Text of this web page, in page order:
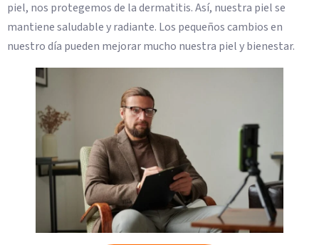
piel, nos protegemos de la dermatitis. Así, nuestra piel se
mantiene saludable y radiante. Los pequeños cambios en
nuestro día pueden mejorar mucho nuestra piel y bienestar.